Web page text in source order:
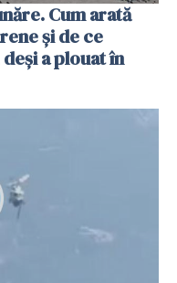
Cum arată
și de ce
a plouat în